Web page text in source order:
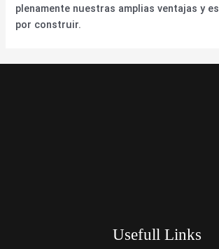
plenamente nuestras amplias ventajas y
por construir.
Usefull Links